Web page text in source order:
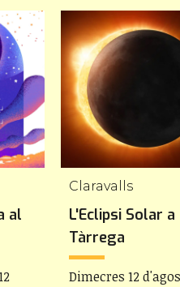
al
Claravalls
L'Eclipsi Solar a
Tàrrega
Dimecres 12